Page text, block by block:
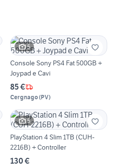
5
Console Sony PS4 Fat 500GB +
Joypad e Cavi
85 €
Cergnago(PV)
5
PlayStation 4 Slim 1TB (CUH-
2216B) + Controller
130 €